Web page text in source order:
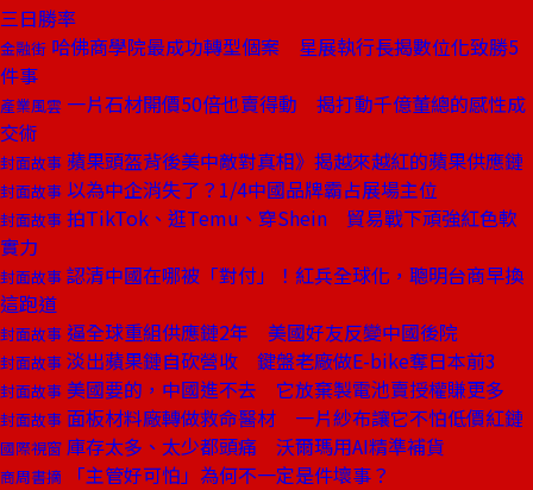
三日勝率
金融街 哈佛商學院最成功轉型個案 星展執行長揭數位化致勝5
件事
產業風雲 一片石材開價50倍也賣得動 揭打動千億董總的感性成
交術
封面故事 蘋果頭盔背後美中敵對真相》揭越來越紅的蘋果供應鏈
封面故事 以為中企消失了？1/4中國品牌霸占展場主位
封面故事 拍TikTok、逛Temu、穿Shein 貿易戰下頑強紅色軟
實力
封面故事 認清中國在哪被「對付」！紅兵全球化，聰明台商早換
這跑道
封面故事 逼全球重組供應鏈2年 美國好友反變中國後院
封面故事 淡出蘋果鏈自砍營收 鍵盤老廠做E-bike奪日本前3
封面故事 美國要的，中國進不去 它放棄製電池賣授權賺更多
封面故事 面板材料廠轉做救命醫材 一片紗布讓它不怕低價紅鏈
國際視窗 庫存太多、太少都頭痛 沃爾瑪用AI精準補貨
商周書摘 「主管好可怕」為何不一定是件壞事？